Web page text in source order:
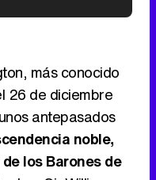
Tráiler de '33 días', la nueva serie de Atresplayer con Julián Villagrán y José Manuel Poga
más conocido
26 de diciembre
antepasados
noble,
los Barones de